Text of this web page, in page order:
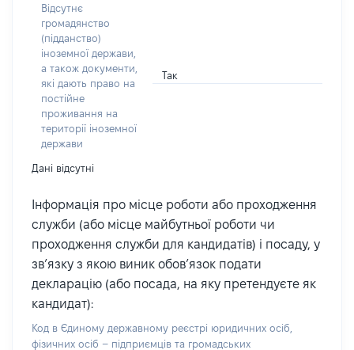
Відсутнє
громадянство
(підданство)
іноземної держави,
а також документи,
які дають право на
постійне
проживання на
території іноземної
держави
Так
Дані відсутні
Інформація про місце роботи або проходження
служби (або місце майбутньої роботи чи
проходження служби для кандидатів) і посаду, у
зв’язку з якою виник обов’язок подати
декларацію (або посада, на яку претендуєте як
кандидат):
Код в Єдиному державному реєстрі юридичних осіб,
фізичних осіб – підприємців та громадських